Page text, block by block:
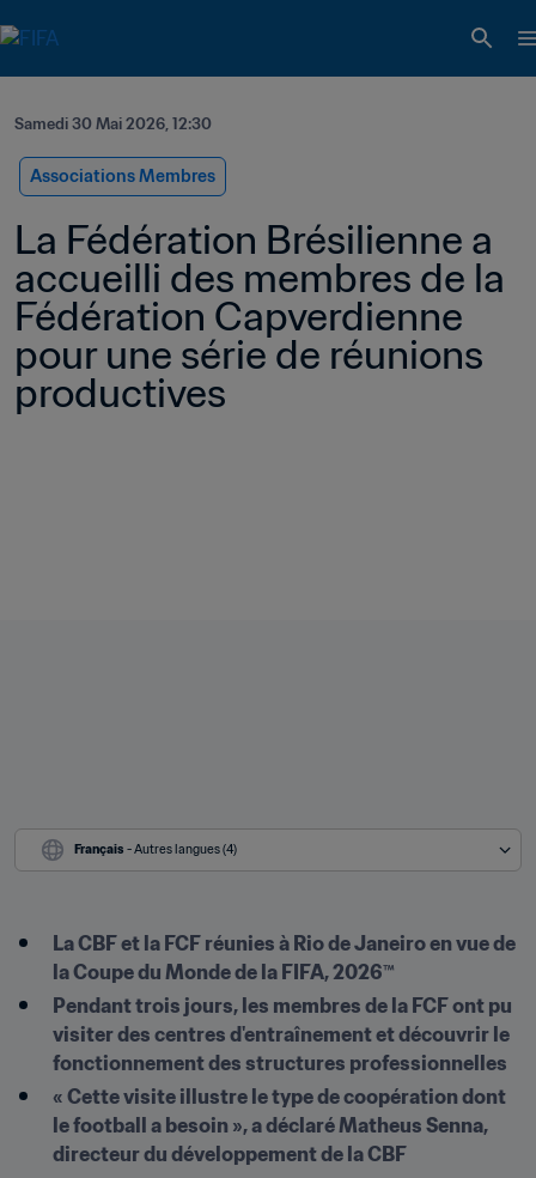
Samedi 30 Mai 2026, 12:30
Associations Membres
La Fédération Brésilienne a
accueilli des membres de la
Fédération Capverdienne
pour une série de réunions
productives
Français - Autres langues (4)
La CBF et la FCF réunies à Rio de Janeiro en vue de
la Coupe du Monde de la FIFA, 2026™
Pendant trois jours, les membres de la FCF ont pu
visiter des centres d'entraînement et découvrir le
fonctionnement des structures professionnelles
« Cette visite illustre le type de coopération dont
le football a besoin », a déclaré Matheus Senna,
directeur du développement de la CBF